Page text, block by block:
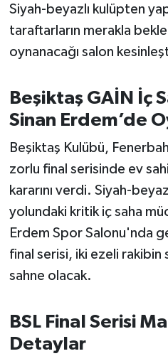
Siyah-beyazlı kulüpten
taraftarların merakla
oynanacağı salon
Beşiktaş GAİN İç
Sinan Erdem’de
Beşiktaş Kulübü,
zorlu final serisinde ev
kararını verdi. Siyah-
yolundaki kritik iç saha
Erdem Spor Salonu'nda
final serisi, iki ezeli rakibin
sahne olacak.
BSL Final Serisi
Detaylar
MAGAZİN
Manyas
OLAY
OTOMOTİV
Resmi İlanlar
SAĞLIK
SEYAHAT